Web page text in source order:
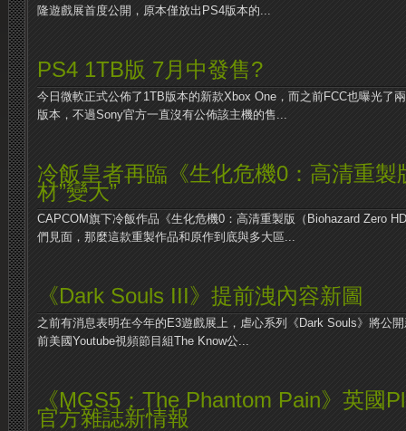
隆遊戲展首度公開，原本僅放出PS4版本的...
PS4 1TB版 7月中發售?
今日微軟正式公佈了1TB版本的新款Xbox One，而之前FCC也曝光了
版本，不過Sony官方一直沒有公佈該主機的售...
冷飯皇者再臨《生化危機0：高清重製
材”變大”
CAPCOM旗下冷飯作品《生化危機0：高清重製版（Biohazard Zero
們見面，那麼這款重製作品和原作到底與多大區...
《Dark Souls III》提前洩內容新圖
之前有消息表明在今年的E3遊戲展上，虐心系列《Dark Souls》將公
前美國Youtube視頻節目組The Know公...
《MGS5：The Phantom Pain》英國
官方雜誌新情報